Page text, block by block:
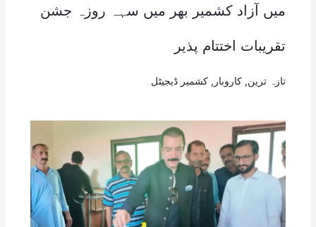
میں آزاد کشمیر بھر میں سہہ روزہ جشن
تقریبات اختتام پذیر
تازہ ترین کاروبار کشمیر ڈیجیٹل